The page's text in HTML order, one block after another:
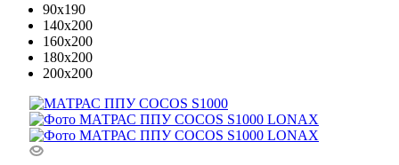
90x190
140x200
160x200
180x200
200x200